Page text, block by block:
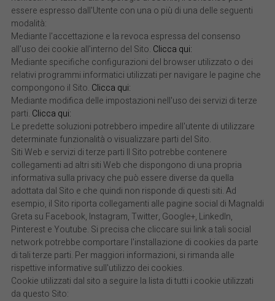
essere espresso dall'Utente con una o più di una delle seguenti
modalità:
Mediante l'accettazione e la revoca espressa del consenso
all'uso dei cookie all'interno del Sito. Clicca qui:
Mediante specifiche configurazioni del browser utilizzato o dei
relativi programmi informatici utilizzati per navigare le pagine che
compongono il Sito. Clicca qui:
Mediante modifica delle impostazioni nell'uso dei servizi di terze
parti. Clicca qui:
Le predette soluzioni potrebbero impedire all'utente di utilizzare
determinate funzionalità o visualizzare parti del Sito.
Siti Web e servizi di terze parti Il Sito potrebbe contenere
collegamenti ad altri siti Web che dispongono di una propria
informativa sulla privacy che può essere diverse da quella
adottata dal Sito e che quindi non risponde di questi siti. Ad
esempio, il Sito riporta collegamenti alle pagine social di Magnaldi
Greta su Facebook, Instagram, Twitter, Google+, LinkedIn,
Pinterest e Youtube. Si precisa che cliccare sui link a tali social
network potrebbe comportare l'installazione di cookies da parte
di tali terze parti. Per maggiori informazioni, si rimanda alle
rispettive informative sull'utilizzo dei cookies.
Cookie utilizzati dal sito a seguire la lista di tutti i cookie utilizzati
da questo Sito: